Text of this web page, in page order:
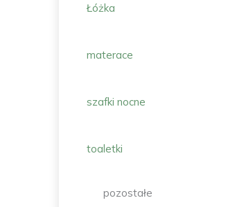
Łóżka
materace
szafki nocne
toaletki
pozostałe